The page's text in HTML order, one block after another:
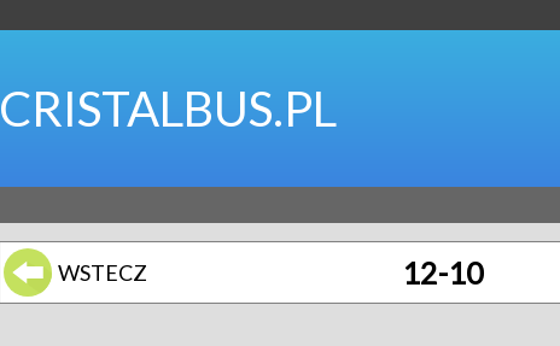
CRISTALBUS.PL
WSTECZ 12-10